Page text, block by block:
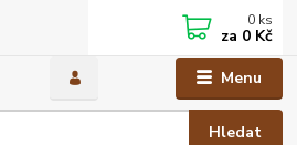
Menu
Hledat
0 ks
za 0 Kč